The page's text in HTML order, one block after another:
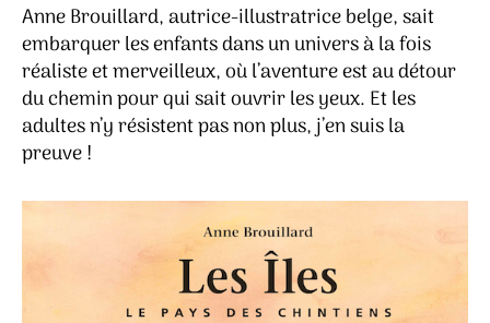
Anne Brouillard, autrice-illustratrice belge, sait
embarquer les enfants dans un univers à la fois
réaliste et merveilleux, où l’aventure est au détour
du chemin pour qui sait ouvrir les yeux. Et les
adultes n’y résistent pas non plus, j’en suis la
preuve !